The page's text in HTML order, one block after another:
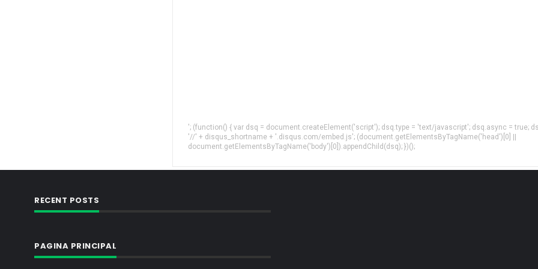
'; (function() { var dsq = document.createElement('script'); dsq.type = 'text/javascript'; dsq.async = true;
'//' + disqus_shortname + '.disqus.com/embed.js'; (document.getElementsByTagName('head')[0] ||
document.getElementsByTagName('body')[0]).appendChild(dsq); })();
RECENT POSTS
PAGINA PRINCIPAL